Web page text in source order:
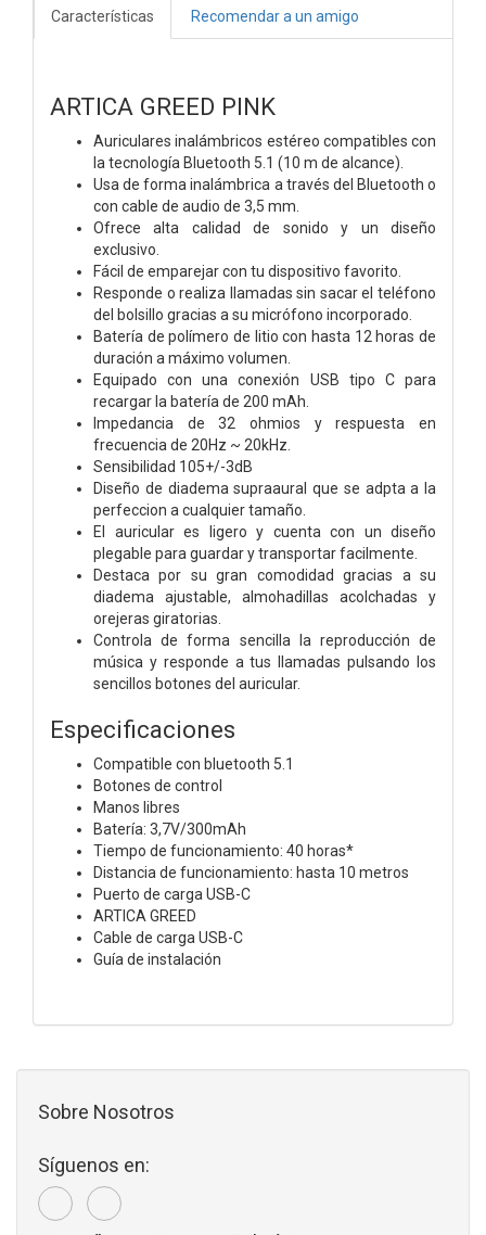
Características Recomendar a un amigo
ARTICA GREED PINK
Auriculares inalámbricos estéreo compatibles con
la tecnología Bluetooth 5.1 (10 m de alcance).
Usa de forma inalámbrica a través del Bluetooth o
con cable de audio de 3,5 mm.
Ofrece alta calidad de sonido y un diseño
exclusivo.
Fácil de emparejar con tu dispositivo favorito.
Responde o realiza llamadas sin sacar el teléfono
del bolsillo gracias a su micrófono incorporado.
Batería de polímero de litio con hasta 12 horas de
duración a máximo volumen.
Equipado con una conexión USB tipo C para
recargar la batería de 200 mAh.
Impedancia de 32 ohmios y respuesta en
frecuencia de 20Hz ~ 20kHz.
Sensibilidad 105+/-3dB
Diseño de diadema supraaural que se adpta a la
perfeccion a cualquier tamaño.
El auricular es ligero y cuenta con un diseño
plegable para guardar y transportar facilmente.
Destaca por su gran comodidad gracias a su
diadema ajustable, almohadillas acolchadas y
orejeras giratorias.
Controla de forma sencilla la reproducción de
música y responde a tus llamadas pulsando los
sencillos botones del auricular.
Especificaciones
Compatible con bluetooth 5.1
Botones de control
Manos libres
Batería: 3,7V/300mAh
Tiempo de funcionamiento: 40 horas*
Distancia de funcionamiento: hasta 10 metros
Puerto de carga USB-C
ARTICA GREED
Cable de carga USB-C
Guía de instalación
Sobre Nosotros
Síguenos en: